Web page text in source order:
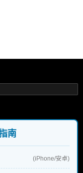
南
(iPhone/安卓)